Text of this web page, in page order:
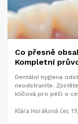
Co přesně
Kompletní
Dentální hygiena
neodstraníte.
klíčová pro péči o
Klára Horáková čec